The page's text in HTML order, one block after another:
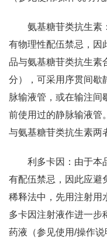
氨基糖苷类抗生素
有物理性配伍禁忌，因
品与氨基糖苷类抗生素
分），可采用序贯间歇
脉输液管，或在输注间
前使用过的静脉输液管
与氨基糖苷类抗生素两
利多卡因：由于本
有配伍禁忌，因此应避
稀释法中，先用注射用
多卡因注射液作进一步
药液（参见使用/操作说